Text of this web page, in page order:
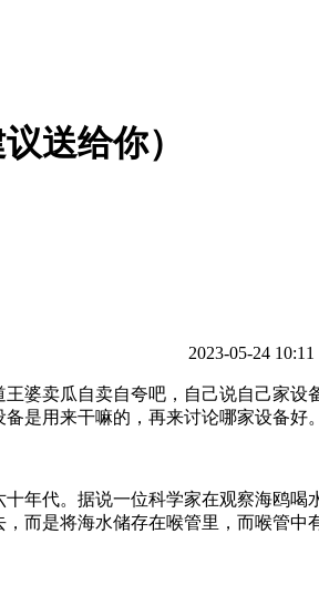
送给你）
2023-05-24 10:11
婆卖瓜自卖自夸吧，自己说自己家
备是用来干嘛的，再来讨论哪家设备好。
年代。据说一位科学家在观察海鸥
而是将海水储存在喉管里，而喉管